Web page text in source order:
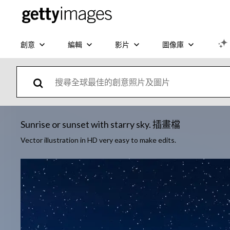
創意 編輯 影片 圖像庫
Sunrise or sunset with starry sky. 插畫檔
Vector illustration in HD very easy to make edits.